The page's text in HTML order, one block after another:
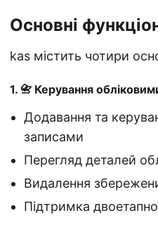
Основні
kas містить чотири
1. 📇 Керування
Додавання та
записами
Перегляд деталей
Видалення
Підтримка